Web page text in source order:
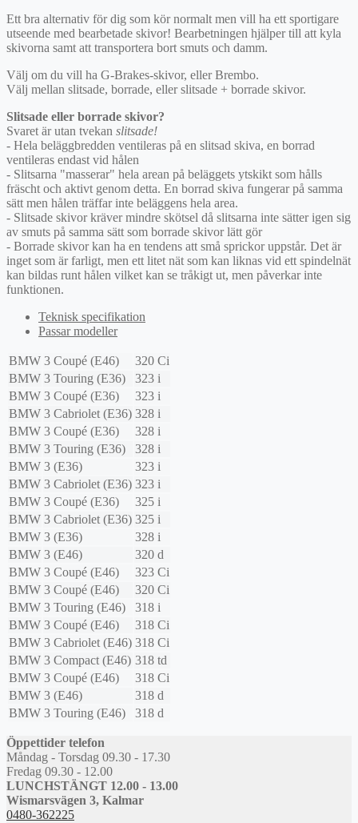
Ett bra alternativ för dig som kör normalt men vill ha ett sportigare
utseende med bearbetade skivor! Bearbetningen hjälper till att kyla
skivorna samt att transportera bort smuts och damm.
Välj om du vill ha G-Brakes-skivor, eller Brembo.
Välj mellan slitsade, borrade, eller slitsade + borrade skivor.
Slitsade eller borrade skivor?
Svaret är utan tvekan slitsade!
- Hela beläggbredden ventileras på en slitsad skiva, en borrad
ventileras endast vid hålen
- Slitsarna "masserar" hela arean på beläggets ytskikt som hålls
fräscht och aktivt genom detta. En borrad skiva fungerar på samma
sätt men hålen träffar inte beläggens hela area.
- Slitsade skivor kräver mindre skötsel då slitsarna inte sätter igen sig
av smuts på samma sätt som borrade skivor lätt gör
- Borrade skivor kan ha en tendens att små sprickor uppstår. Det är
inget som är farligt, men ett litet nät som kan liknas vid ett spindelnät
kan bildas runt hålen vilket kan se tråkigt ut, men påverkar inte
funktionen.
Teknisk specifikation
Passar modeller
BMW 3 Coupé (E46)
320 Ci
BMW 3 Touring (E36)
323 i
BMW 3 Coupé (E36)
323 i
BMW 3 Cabriolet (E36) 328 i
BMW 3 Coupé (E36)
328 i
BMW 3 Touring (E36)
328 i
BMW 3 (E36)
323 i
BMW 3 Cabriolet (E36) 323 i
BMW 3 Coupé (E36)
325 i
BMW 3 Cabriolet (E36) 325 i
BMW 3 (E36)
328 i
BMW 3 (E46)
320 d
BMW 3 Coupé (E46)
323 Ci
BMW 3 Coupé (E46)
320 Ci
BMW 3 Touring (E46)
318 i
BMW 3 Coupé (E46)
318 Ci
BMW 3 Cabriolet (E46) 318 Ci
BMW 3 Compact (E46) 318 td
BMW 3 Coupé (E46)
318 Ci
BMW 3 (E46)
318 d
BMW 3 Touring (E46) 318 d
Öppettider telefon
Måndag - Torsdag 09.30 - 17.30
Fredag 09.30 - 12.00
LUNCHSTÄNGT 12.00 - 13.00
Wismarsvägen 3, Kalmar
0480-362225